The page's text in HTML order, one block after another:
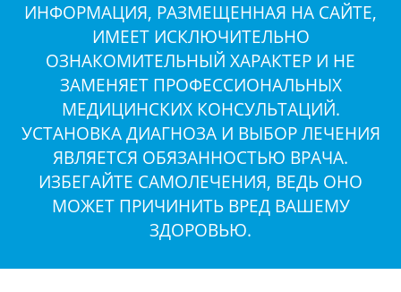
ИНФОРМАЦИЯ, РАЗМЕЩЕННАЯ НА САЙТЕ,
ИМЕЕТ ИСКЛЮЧИТЕЛЬНО
ОЗНАКОМИТЕЛЬНЫЙ ХАРАКТЕР И НЕ
ЗАМЕНЯЕТ ПРОФЕССИОНАЛЬНЫХ
МЕДИЦИНСКИХ КОНСУЛЬТАЦИЙ.
УСТАНОВКА ДИАГНОЗА И ВЫБОР ЛЕЧЕНИЯ
ЯВЛЯЕТСЯ ОБЯЗАННОСТЬЮ ВРАЧА.
ИЗБЕГАЙТЕ САМОЛЕЧЕНИЯ, ВЕДЬ ОНО
МОЖЕТ ПРИЧИНИТЬ ВРЕД ВАШЕМУ
ЗДОРОВЬЮ.